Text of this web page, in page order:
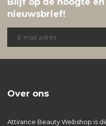
nieuwsbrief!
Over ons
Attirance Beauty Webshop is